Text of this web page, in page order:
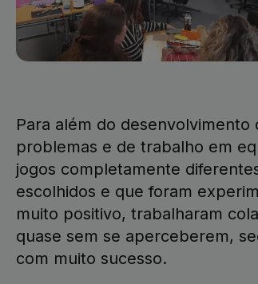
Para além do
problemas e de trabalho em
jogos completamente
escolhidos e que foram
muito positivo, trabalharam
quase sem se aperceberem,
com muito sucesso.